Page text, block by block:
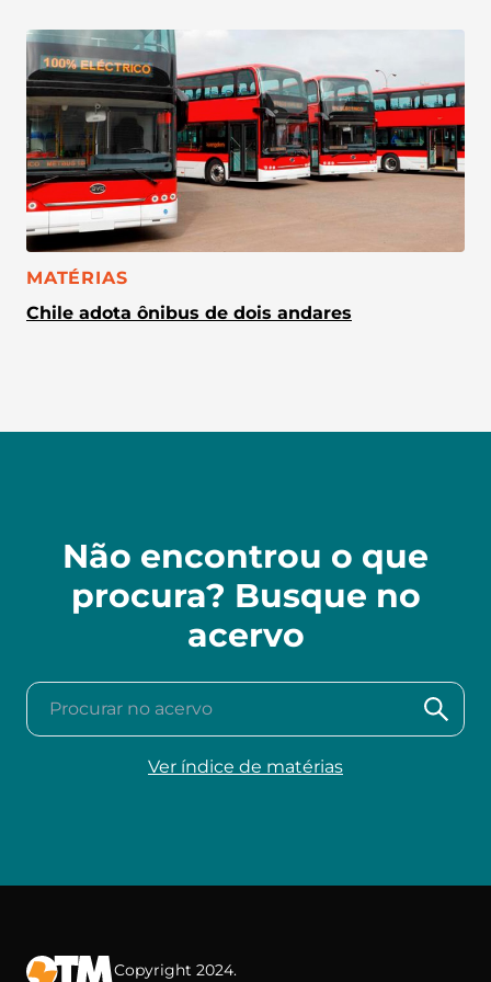
CATEGORIA:
MATÉRIAS
Chile adota ônibus de dois andares
Não encontrou o que
procura? Busque no
acervo
Procurar no acervo
Ver índice de matérias
Copyright 2024.